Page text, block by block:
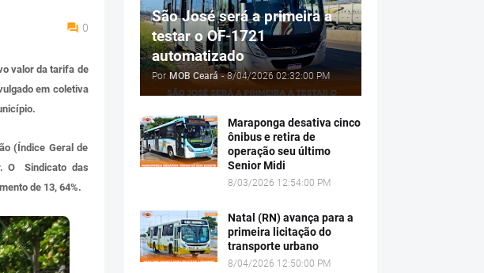
0
valor da tarifa de
em coletiva
(Índice Geral de
O Sindicato das
de 13, 64%.
São José será a primeira a
testar o OF-1721
automatizado
Por MOB Ceará - 8/04/2026 02:32:00 PM
Maraponga desativa cinco
ônibus e retira de
operação seu último
Senior Midi
8/03/2026 12:54:00 PM
Natal (RN) avança para a
primeira licitação do
transporte urbano
8/04/2026 12:50:00 PM